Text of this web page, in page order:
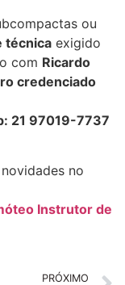
ou
técnica exigido
com Ricardo
credenciado
21 97019-7737
no
Instrutor de
PRÓXIMO